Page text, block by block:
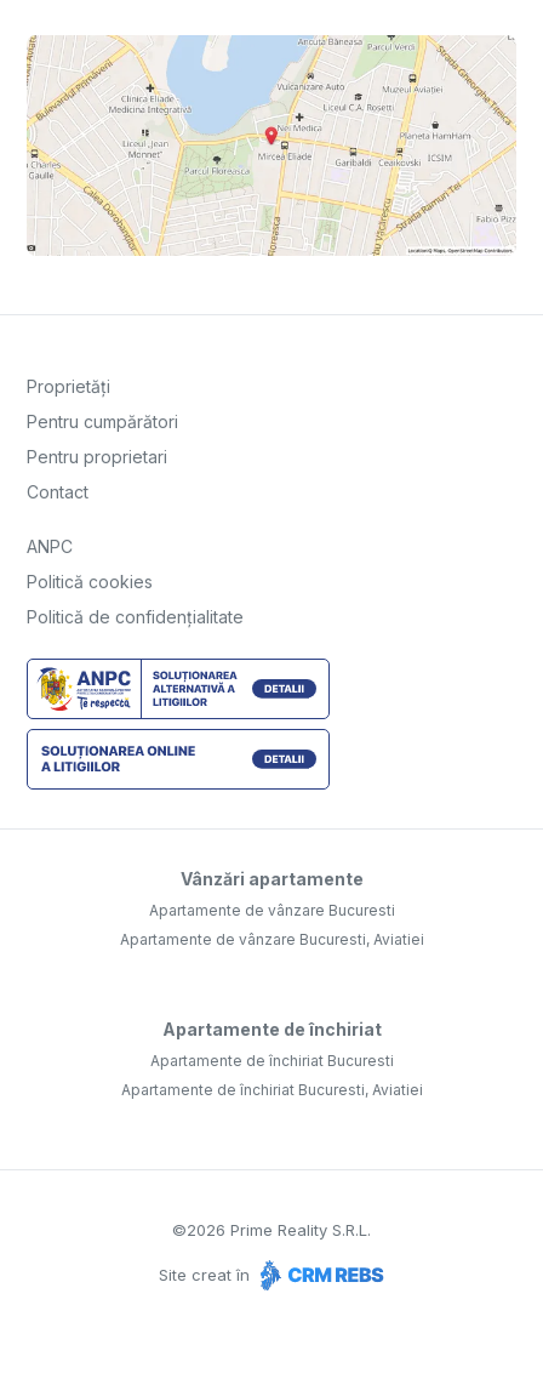
Proprietăți
Pentru cumpărători
Pentru proprietari
Contact
ANPC
Politică cookies
Politică de confidențialitate
Vânzări apartamente
Apartamente de vânzare Bucuresti
Apartamente de vânzare Bucuresti, Aviatiei
Apartamente de închiriat
Apartamente de închiriat Bucuresti
Apartamente de închiriat Bucuresti, Aviatiei
©2026 Prime Reality S.R.L.
Site creat în